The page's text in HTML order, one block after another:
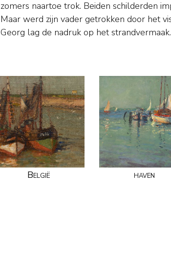
Georg lag de nadruk op het strandvermaak.
België haven